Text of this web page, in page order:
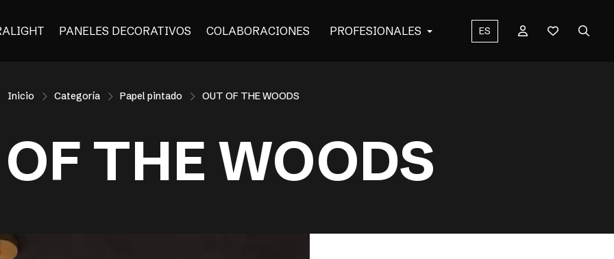
PANELES DECORATIVOS COLABORACIONES PROFESIONALES ES
Inicio Categoría Papel pintado OUT OF THE WOODS
THE WOODS